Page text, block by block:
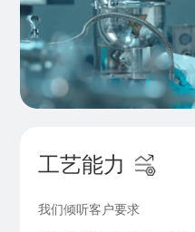
工艺能力
我们倾听客户要求